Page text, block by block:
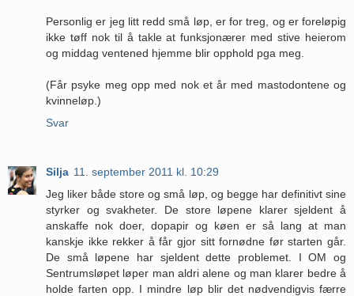
Personlig er jeg litt redd små løp, er for treg, og er foreløpig
ikke tøff nok til å takle at funksjonærer med stive heierom
og middag ventened hjemme blir opphold pga meg.
(Får psyke meg opp med nok et år med mastodontene og
kvinneløp.)
Svar
Silja 11. september 2011 kl. 10:29
Jeg liker både store og små løp, og begge har definitivt sine
styrker og svakheter. De store løpene klarer sjeldent å
anskaffe nok doer, dopapir og køen er så lang at man
kanskje ikke rekker å får gjor sitt fornødne før starten går.
De små løpene har sjeldent dette problemet. I OM og
Sentrumsløpet løper man aldri alene og man klarer bedre å
holde farten opp. I mindre løp blir det nødvendigvis færre